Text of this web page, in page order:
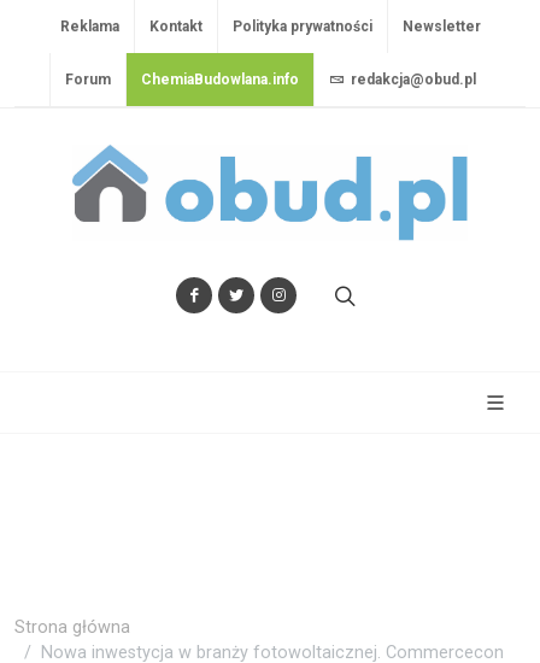
Reklama Kontakt Polityka prywatności Newsletter
Forum ChemiaBudowlana.info redakcja@obud.pl
Strona główna
Nowa inwestycja w branży fotowoltaicznej. Commercecon